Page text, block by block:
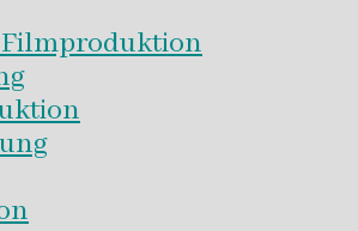
Filmproduktion